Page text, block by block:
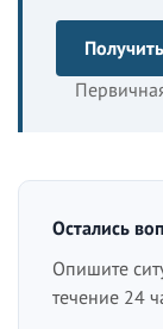
Остались
Опишите
течение 24